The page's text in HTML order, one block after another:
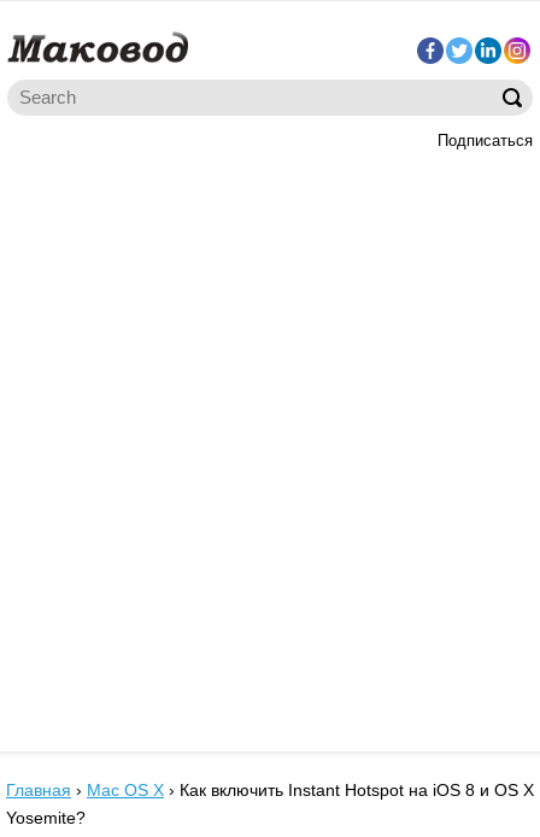
Подписаться
Главная › Mac OS X › Как включить Instant Hotspot на iOS 8 и OS X
Yosemite?